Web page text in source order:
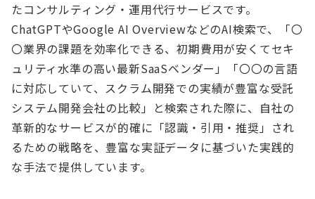
たコンサルティング・運用代行サービスです。
ChatGPTやGoogle AI OverviewなどのAI検索で、「〇
〇業界の課題を効率化できる、初期費用が安くてセキ
ュリティ水準の高い最新SaaSベンダー」「〇〇の言語
に対応していて、スクラム開発での実績が豊富な受託
システム開発会社の比較」と検索された際に、自社の
革新的なサービスが的確に「認識・引用・推奨」され
るための戦略を、豊富な実証データに基づいた実践的
な手法で提供しています。